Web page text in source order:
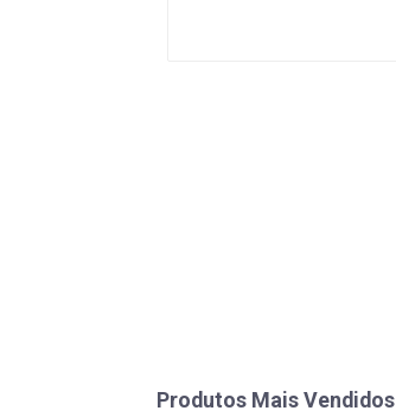
Produtos Mais Vendidos